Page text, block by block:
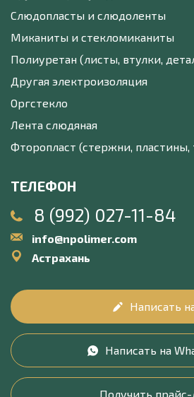
Слюдопласты и слюдоленты
Миканиты и стекломиканиты
Полиуретан (листы, втулки,
Другая электроизоляция
Оргстекло
Лента слюдяная
Фторопласт (стержни, пластины,
ТЕЛЕФОН
8 (992) 027-11-84
info@npolimer.com
Астрахань
Написать
Написать на
Получить прайс-